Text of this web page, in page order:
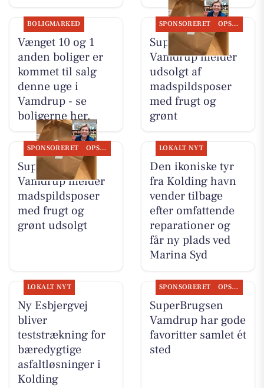
BOLIGMARKED
Vænget 10 og 1
anden boliger er
kommet til salg
denne uge i
Vamdrup - se
boligerne her.
SPONSORERET OPSLAGSTAVLEN
SuperBrugsen
Vamdrup melder
udsolgt af
madspildsposer
med frugt og
grønt
SPONSORERET OPSLAGSTAVLEN
SuperBrugsen
Vamdrup melder
madspildsposer
med frugt og
grønt udsolgt
LOKALT NYT
Den ikoniske tyr
fra Kolding havn
vender tilbage
efter omfattende
reparationer og
får ny plads ved
Marina Syd
LOKALT NYT
Ny Esbjergvej
bliver
teststrækning for
bæredygtige
asfaltløsninger i
Kolding
SPONSORERET OPSLAGSTAVLEN
SuperBrugsen
Vamdrup har gode
favoritter samlet ét
sted